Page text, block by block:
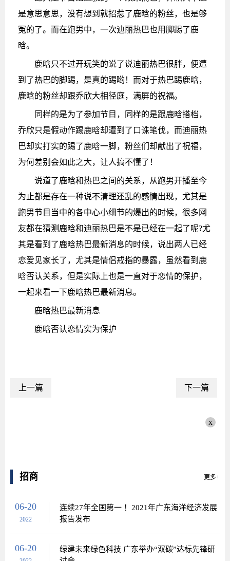
是意思意思，没有想到就招惹了鹿晗的粉丝，也是够
冤的了。而在跑男中，一次迪丽热巴也用脚踢了鹿
晗。
鹿晗只不过开玩笑的说了说迪丽热巴很胖，便遭
到了热巴的脚踢，是真的踢哟！而对于热巴踢鹿晗，
鹿晗的粉丝却跟乔欣大相径庭，满屏的祝福。
同样的是为了参加节目，同样的是跟鹿晗搭档，
乔欣只是假动作踢鹿晗却遭到了口诛笔伐，而迪丽热
巴却实打实的踢了鹿晗一脚，粉丝们却献出了祝福，
为何差别会如此之大，让人搞不懂了！
说道了鹿晗和热巴之间的关系，从跑男开播至今
为止都是存在一种说不清理还乱的感情出现，尤其是
跑男节目当中的各中心小细节的爆出的时候，很多网
友都在猜测鹿晗和迪丽热巴是不是已经在一起了呢?尤
其是看到了鹿晗热巴最新消息的时候，说出两人已经
恋爱见家长了，尤其是情侣戒指的暴露，虽然看到鹿
晗否认关系，但是实际上也是一直对于恋情的保护，
一起来看一下鹿晗热巴最新消息。
鹿晗热巴最新消息
鹿晗否认恋情实为保护
上一篇 下一篇
x
招商 更多+
06-20
2022
连续27年全国第一 ！2021年广东海洋经济发展
报告发布
06-20
绿建未来绿色科技 广东举办“双碳”达标先锋研